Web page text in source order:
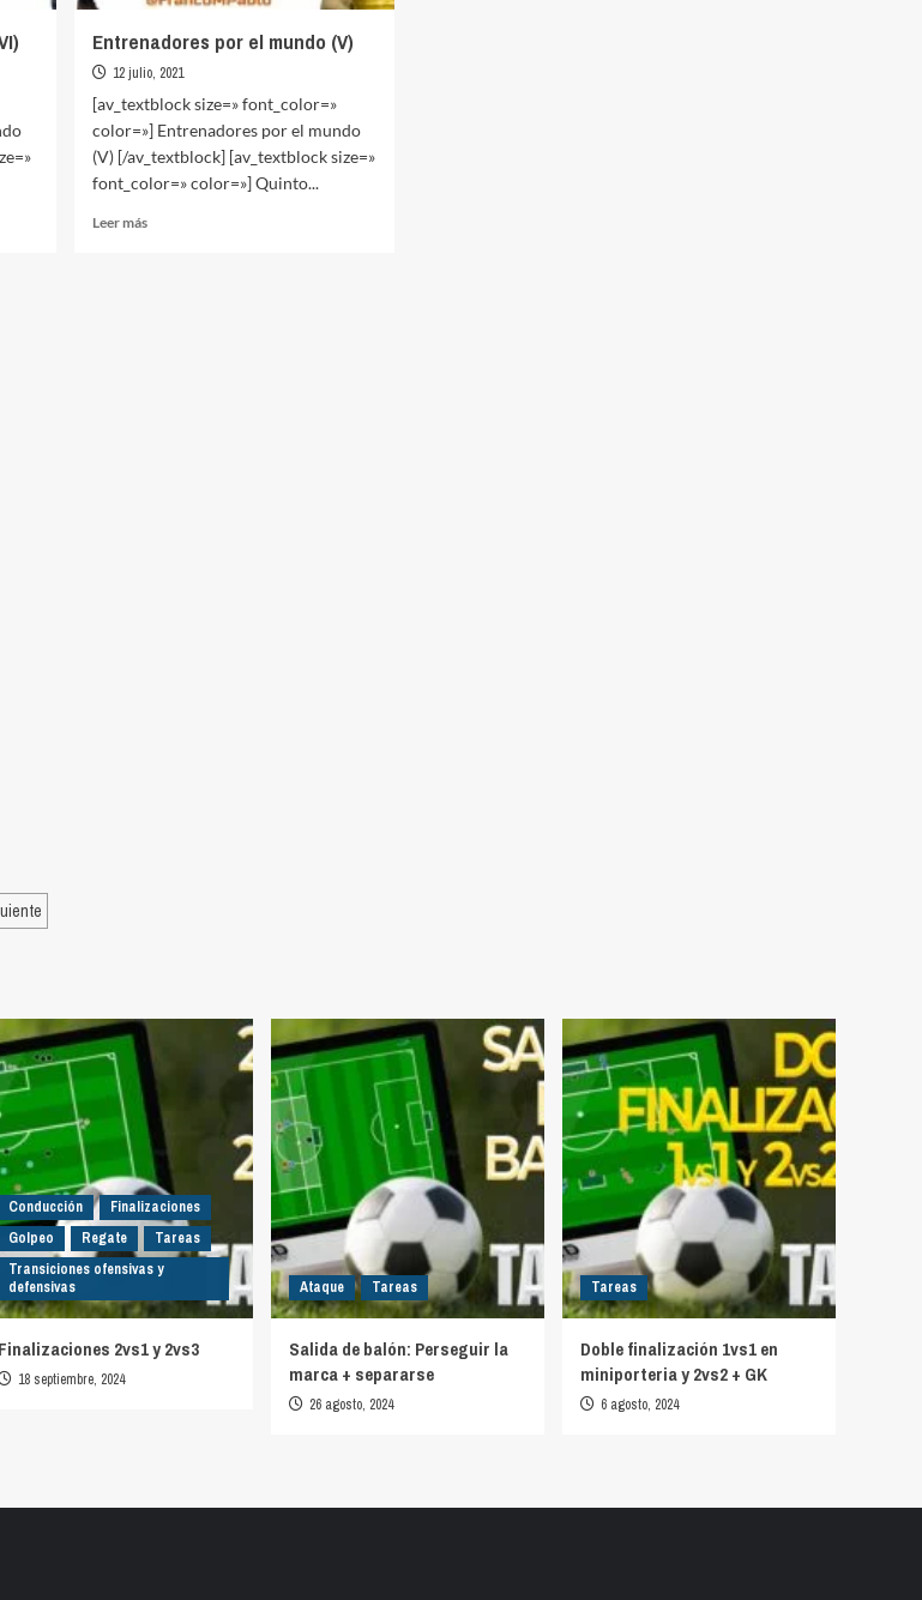
Entrenadores por el mundo (V)
12 julio, 2021
[av_textblock size=» font_color=»
color=»] Entrenadores por el mundo
(V) [/av_textblock] [av_textblock size=»
font_color=» color=»] Quinto...
Leer másLeer
Conducción
Finalizaciones
Golpeo
Regate
Tareas
Transiciones ofensivas y
defensivas
Finalizaciones 2vs1 y 2vs3
18 septiembre, 2024
Ataque Tareas
Salida de balón: Perseguir la
marca + separarse
26 agosto, 2024
Tareas
Doble finalización 1vs1 en
miniporteria y 2vs2 + GK
6 agosto, 2024